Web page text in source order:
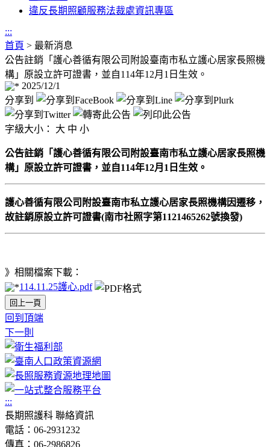
違反長期照顧服務法裁處資訊專區
:::
首頁 > 最新消息
公告註銷「護心善循有限公司附設臺南市私立護心居家長照機
構」原設立許可證書，並自114年12月1日生效。
2025/12/1
分享到
字級大小： 大 中 小
公告註銷「護心善循有限公司附設臺南市私立護心居家長照機
構」原設立許可證書，並自114年12月1日生效。
護心善循有限公司附設臺南市私立護心居家長照機構因遷移，
故註銷原設立許可證書(南市社照字第1121465262號換發)
》相關檔案下載：
114.11.25護心.pdf
回上一頁
回到頂端
下一則
:::
長期照護科 聯絡資訊
電話：06-2931232
傳真：06-2986826